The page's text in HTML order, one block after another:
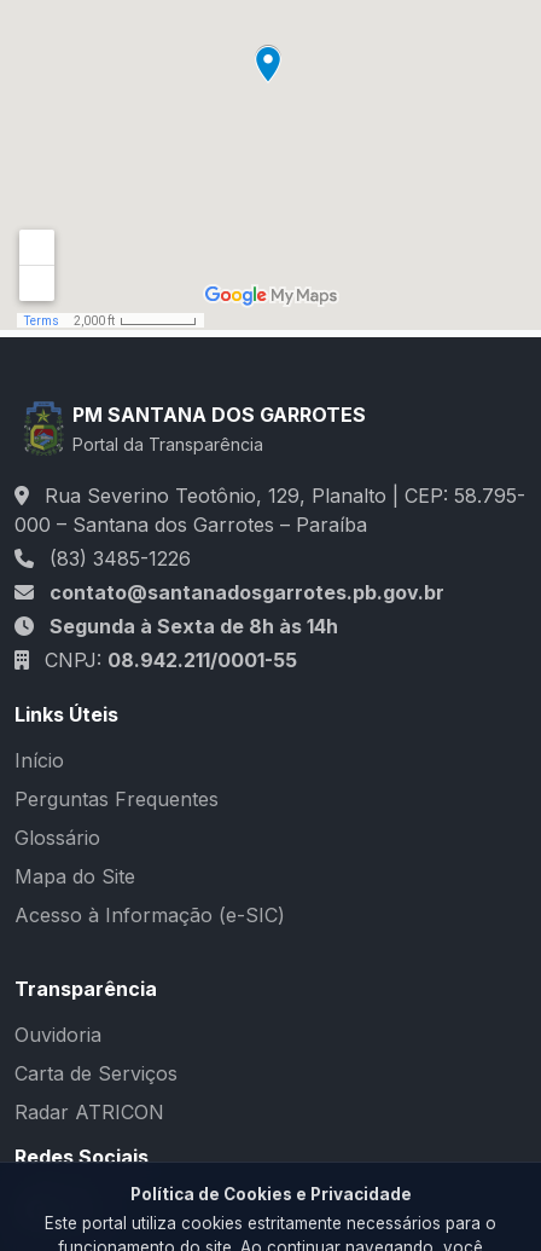
PM SANTANA DOS GARROTES
Portal da Transparência
Rua Severino Teotônio, 129, Planalto | CEP: 58.795-
000 – Santana dos Garrotes – Paraíba
(83) 3485-1226
contato@santanadosgarrotes.pb.gov.br
Segunda à Sexta de 8h às 14h
CNPJ: 08.942.211/0001-55
Links Úteis
Início
Perguntas Frequentes
Glossário
Mapa do Site
Acesso à Informação (e-SIC)
Transparência
Ouvidoria
Carta de Serviços
Radar ATRICON
Redes Sociais
Política de Cookies e Privacidade
Este portal utiliza cookies estritamente necessários para o